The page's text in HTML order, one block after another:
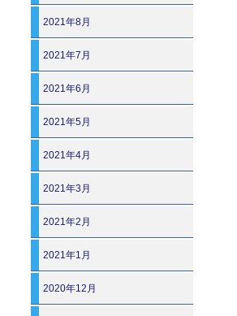
2021年8月
2021年7月
2021年6月
2021年5月
2021年4月
2021年3月
2021年2月
2021年1月
2020年12月